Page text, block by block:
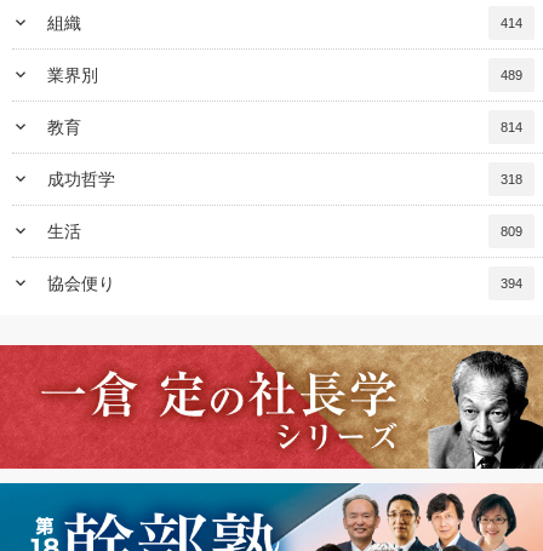
keyboard_arrow_down 組織 414
keyboard_arrow_down 業界別 489
keyboard_arrow_down 教育 814
keyboard_arrow_down 成功哲学 318
keyboard_arrow_down 生活 809
keyboard_arrow_down 協会便り 394